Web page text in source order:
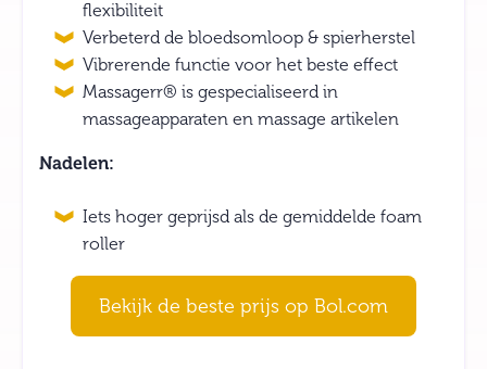
flexibiliteit
Verbeterd de bloedsomloop & spierherstel
Vibrerende functie voor het beste effect
Massagerr® is gespecialiseerd in
massageapparaten en massage artikelen
Nadelen:
Iets hoger geprijsd als de gemiddelde foam
roller
Bekijk de beste prijs op Bol.com